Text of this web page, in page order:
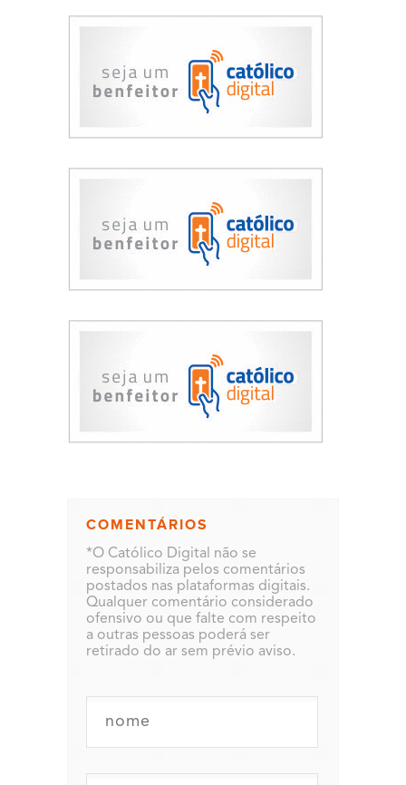
COMENTÁRIOS
*O Católico Digital não se
responsabiliza pelos comentários
postados nas plataformas digitais.
Qualquer comentário considerado
ofensivo ou que falte com respeito
a outras pessoas poderá ser
retirado do ar sem prévio aviso.